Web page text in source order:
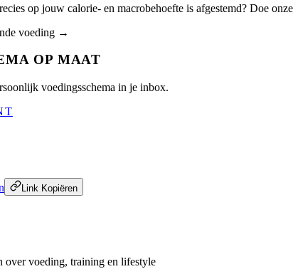
op jouw calorie- en macrobehoefte is afgestemd? Doe
voeding →
OP MAAT
voedingsschema in je inbox.
Link Kopiëren
over voeding, training en lifestyle